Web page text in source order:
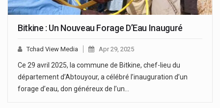
Bitkine : Un Nouveau Forage D’Eau Inauguré
Tchad View Media Apr 29, 2025
Ce 29 avril 2025, la commune de Bitkine, chef-lieu du
département d’Abtouyour, a célébré l’inauguration d’un
forage d’eau, don généreux de l’un…